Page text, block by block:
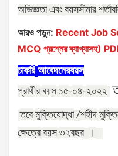
অভিজ্ঞতা এবং বয়সসীমার
আরও পড়ুন: Recent Job
MCQ প্রশ্নের ব্যাখ্যাসহ)
চাকরি আবেদনেরবয়স
প্রার্থীর বয়স ১৫-০৪-২০২২
তবে মুক্তিযোদ্ধা /শহীদ
ক্ষেত্রে বয়স ৩২বছর ।